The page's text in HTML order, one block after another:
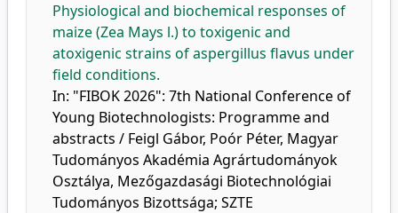
Physiological and biochemical responses of
maize (Zea Mays l.) to toxigenic and
atoxigenic strains of aspergillus flavus under
field conditions.
In: "FIBOK 2026": 7th National Conference of
Young Biotechnologists: Programme and
abstracts / Feigl Gábor, Poór Péter, Magyar
Tudományos Akadémia Agrártudományok
Osztálya, Mezőgazdasági Biotechnológiai
Tudományos Bizottsága; SZTE